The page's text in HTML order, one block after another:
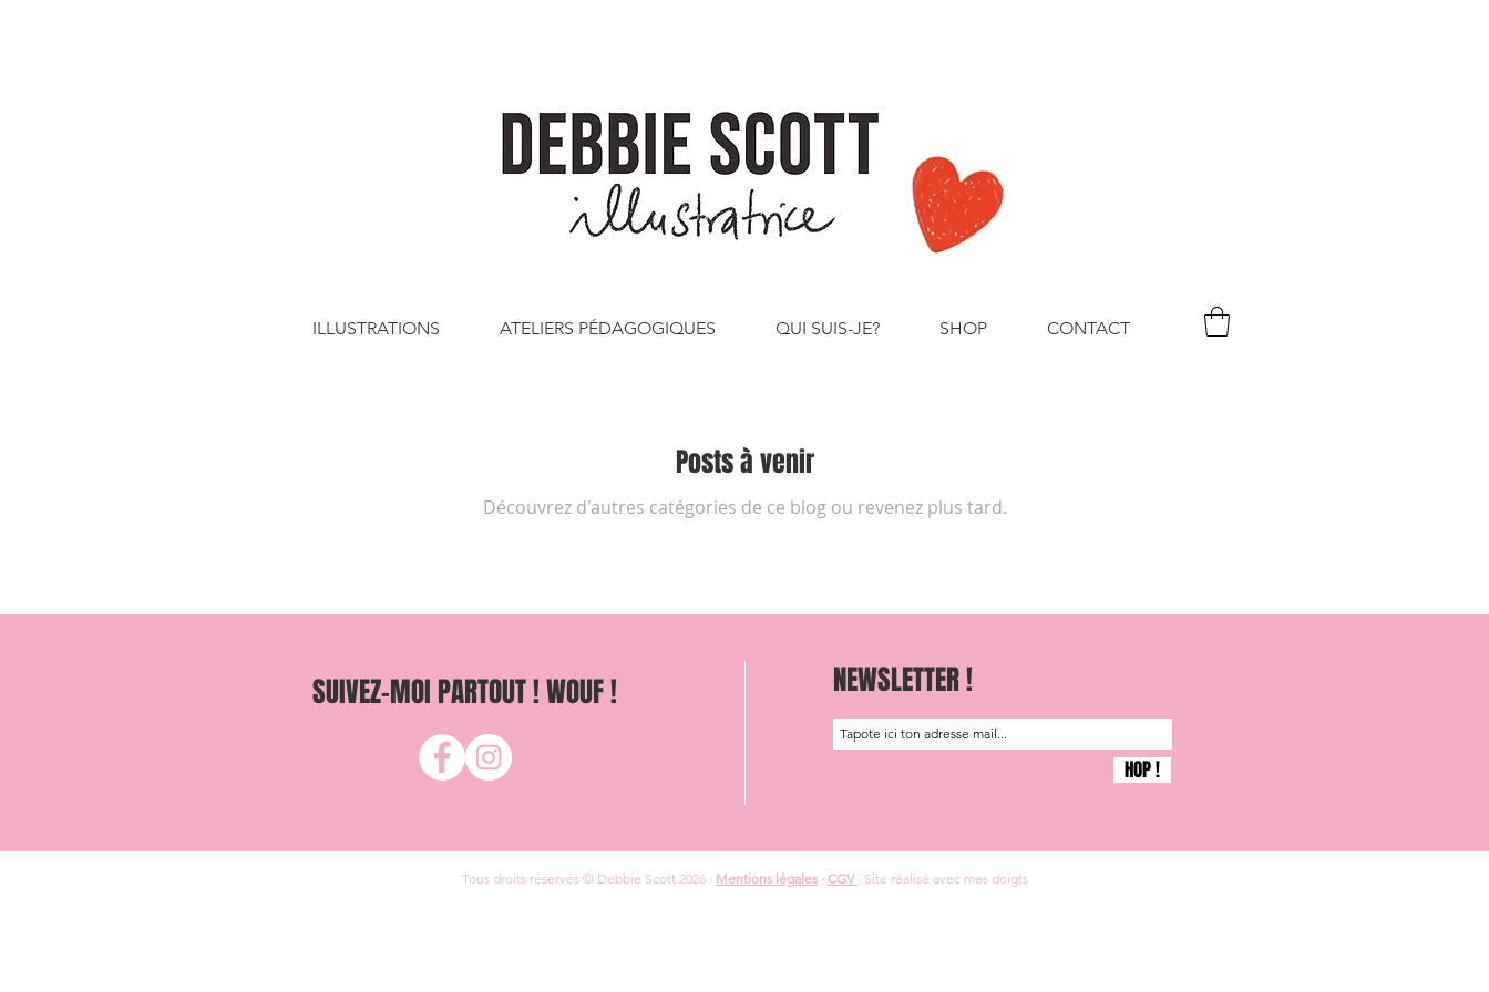
ILLUSTRATIONS ATELIERS PÉDAGOGIQUES QUI SUIS-JE? SHOP CONTACT
Posts à venir
Découvrez d'autres catégories de ce blog ou revenez plus tard.
SUIVEZ-MOI PARTOUT ! WOUF ! NEWSLETTER !
HOP !
Tous droits réservés © Debbie Scott 2026 · Mentions légales· CGV · Site réalisé avec mes doigts